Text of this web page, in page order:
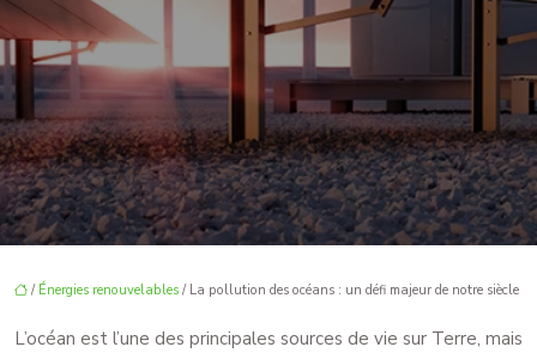
/ Énergies renouvelables / La pollution des océans : un défi majeur de notre siècle
L’océan est l’une des principales sources de vie sur Terre, mais